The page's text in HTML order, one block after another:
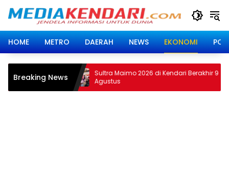
HOME
METRO DAERAH NEWS EKONOMI
Breaking News
9
Peringati Hari Lahir Kejaksaan Tahun
2026, Asintel Kejati Sultra : Ada Tauziah
Ustad Das’ad Latif sampai Adhyaksa